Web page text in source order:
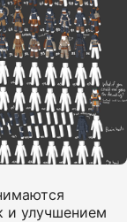
и улучшением